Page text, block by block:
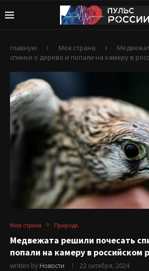
главную Моя страна
спинки о дерево и попали на камеру в
Моя страна Природа
Медвежата решили почесать
попали на камеру в российском
written by Новости 22 октября, 2024